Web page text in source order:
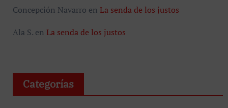
Concepción Navarro en La senda de los justos
Ala S.en La senda de los justos
Categorías